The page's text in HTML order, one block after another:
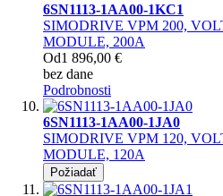
6SN1113-1AA00-1KC1
SIMODRIVE VPM 200,
MODULE, 200A
Od1 896,00 €
bez dane
Podrobnosti
6SN1113-1AA00-1JA0
SIMODRIVE VPM 120,
MODULE, 120A
Požiadať